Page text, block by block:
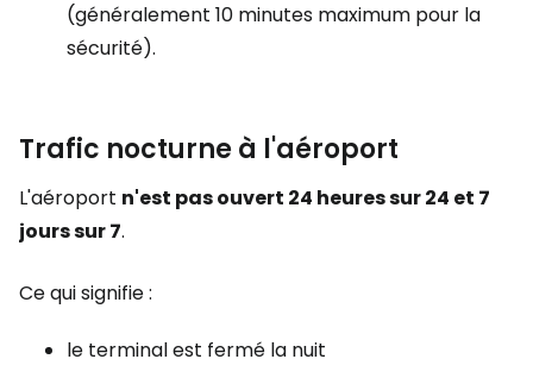
(généralement 10 minutes maximum pour la
sécurité).
Trafic nocturne à l'aéroport
L'aéroport n'est pas ouvert 24 heures sur 24 et 7
jours sur 7.
Ce qui signifie :
le terminal est fermé la nuit